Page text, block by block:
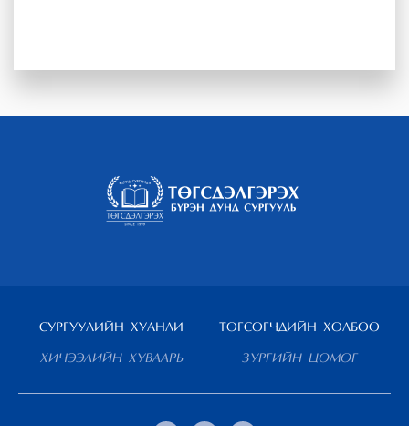
СУРГУУЛИЙН ХУАНЛИ
ХИЧЭЭЛИЙН ХУВААРЬ
ТӨГСӨГЧДИЙН ХОЛБОО
ЗУРГИЙН ЦОМОГ